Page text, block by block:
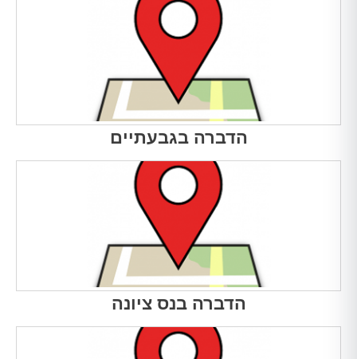
הדברה בגבעתיים
הדברה בנס ציונה